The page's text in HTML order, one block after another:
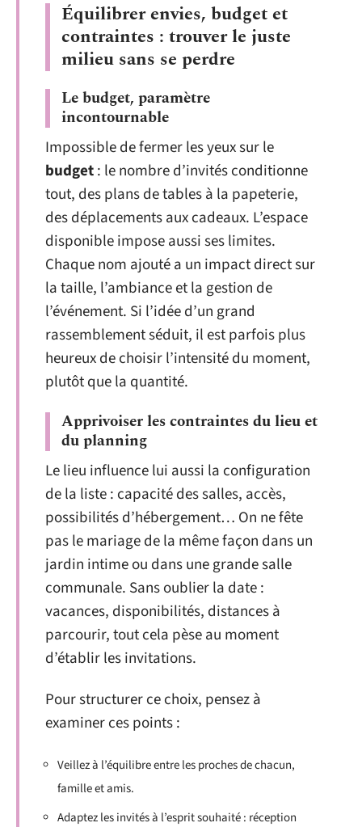
Équilibrer envies, budget et
contraintes : trouver le juste
milieu sans se perdre
Le budget, paramètre
incontournable
Impossible de fermer les yeux sur le
budget: le nombre d’invités conditionne
tout, des plans de tables à la papeterie,
des déplacements aux cadeaux. L’espace
disponible impose aussi ses limites.
Chaque nom ajouté a un impact direct sur
la taille, l’ambiance et la gestion de
l’événement. Si l’idée d’un grand
rassemblement séduit, il est parfois plus
heureux de choisir l’intensité du moment,
plutôt que la quantité.
Apprivoiser les contraintes du lieu et
du planning
Le lieu influence lui aussi la configuration
de la liste : capacité des salles, accès,
possibilités d’hébergement… On ne fête
pas le mariage de la même façon dans un
jardin intime ou dans une grande salle
communale. Sans oublier la date :
vacances, disponibilités, distances à
parcourir, tout cela pèse au moment
d’établir les invitations.
Pour structurer ce choix, pensez à
examiner ces points :
Veillez à l’équilibre entre les proches de chacun,
famille et amis.
Adaptez les invités à l’esprit souhaité : réception